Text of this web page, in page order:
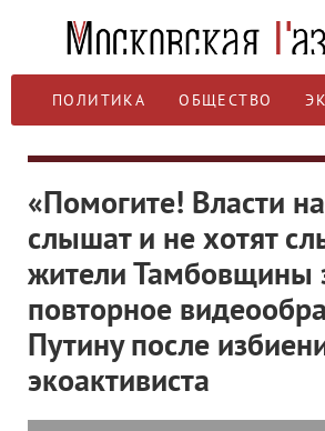
ПОЛИТИКА ОБЩЕСТВО
«Помогите! Власти
слышат и не хотят
жители Тамбовщины
повторное
Путину после
экоактивиста